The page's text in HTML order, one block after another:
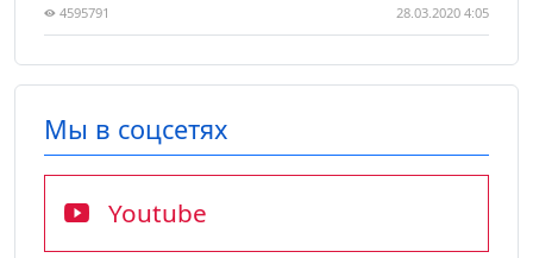
4595791 28.03.2020 4:05
Мы в соцсетях
Youtube